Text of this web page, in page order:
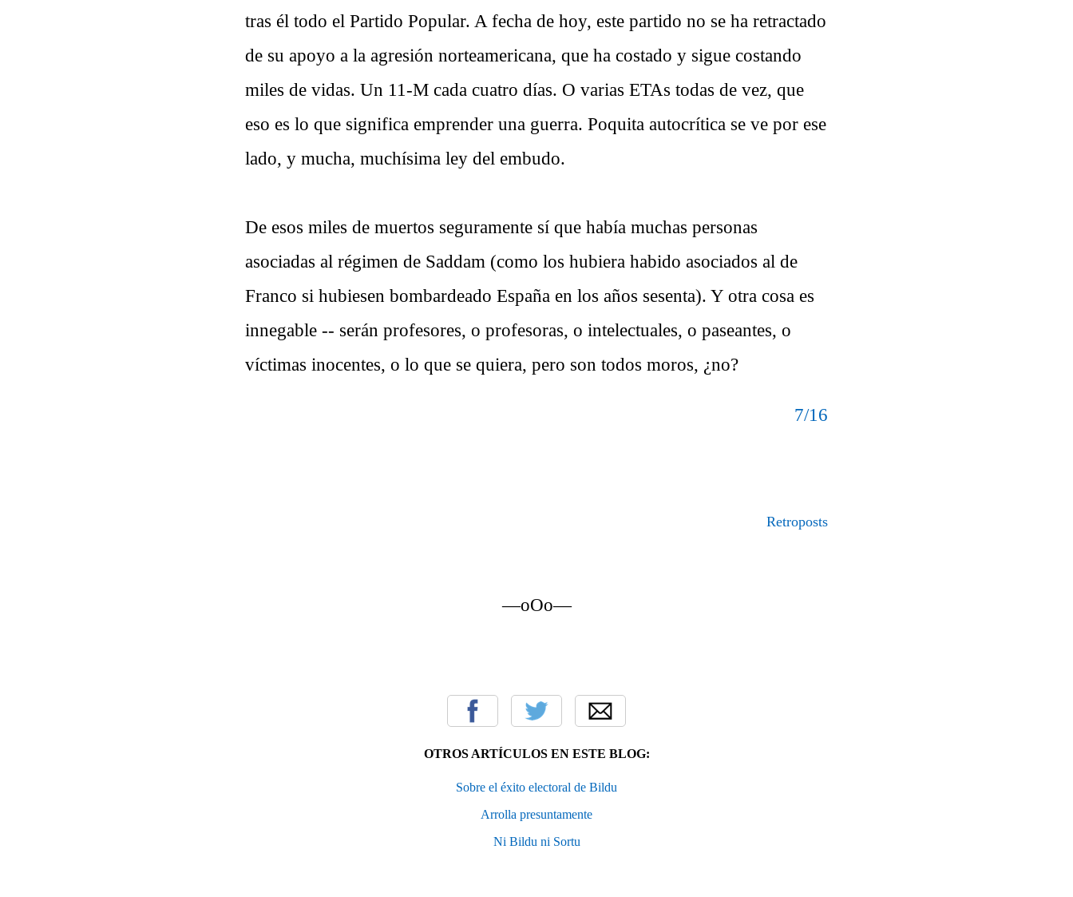
tras él todo el Partido Popular. A fecha de hoy, este partido no se ha retractado
de su apoyo a la agresión norteamericana, que ha costado y sigue costando
miles de vidas. Un 11-M cada cuatro días. O varias ETAs todas de vez, que
eso es lo que significa emprender una guerra. Poquita autocrítica se ve por ese
lado, y mucha, muchísima ley del embudo.
De esos miles de muertos seguramente sí que había muchas personas
asociadas al régimen de Saddam (como los hubiera habido asociados al de
Franco si hubiesen bombardeado España en los años sesenta). Y otra cosa es
innegable -- serán profesores, o profesoras, o intelectuales, o paseantes, o
víctimas inocentes, o lo que se quiera, pero son todos moros, ¿no?
7/16
Retroposts
—oOo—
OTROS ARTÍCULOS EN ESTE BLOG:
Sobre el éxito electoral de Bildu
Arrolla presuntamente
Ni Bildu ni Sortu